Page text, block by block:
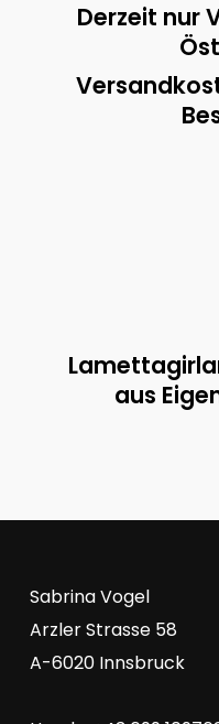
Derzeit nur
aus
Sabrina Vogel
Arzler Strasse 58
A-6020 Innsbruck